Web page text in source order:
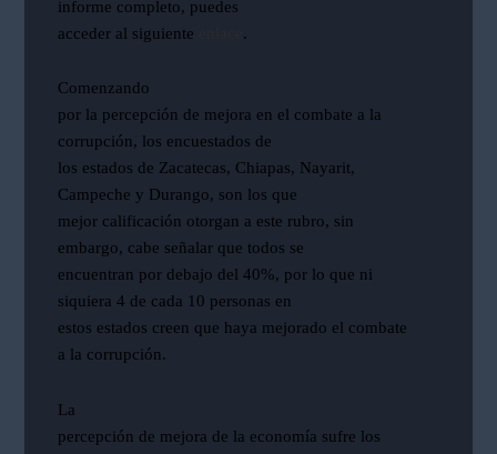
informe completo, puedes
acceder al siguiente
.
Comenzando
por la percepción de mejora en el combate a la
corrupción, los encuestados de
los estados de Zacatecas, Chiapas, Nayarit,
Campeche y Durango, son los que
mejor calificación otorgan a este rubro, sin
embargo, cabe señalar que todos se
encuentran por debajo del 40%, por lo que ni
siquiera 4 de cada 10 personas en
estos estados creen que haya mejorado el combate
a la corrupción.
La
percepción de mejora de la economía sufre los